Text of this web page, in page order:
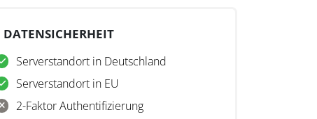
DATENSICHERHEIT
Serverstandort in Deutschland
Serverstandort in EU
2-Faktor Authentifizierung